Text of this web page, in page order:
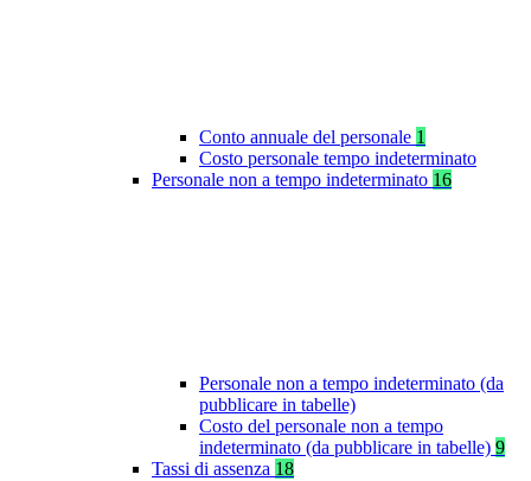
Conto annuale del personale 1
Costo personale tempo indeterminato
Personale non a tempo indeterminato 16
Personale non a tempo indeterminato (da
pubblicare in tabelle)
Costo del personale non a tempo
indeterminato (da pubblicare in tabelle) 9
Tassi di assenza 18